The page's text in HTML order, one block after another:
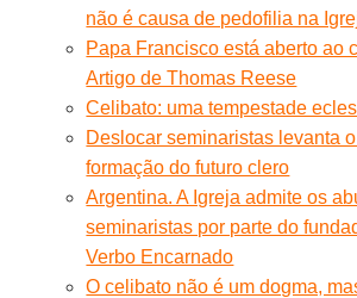
não é causa de pedofilia na
Papa Francisco está aberto ao
Artigo de Thomas Reese
Celibato: uma tempestade
Deslocar seminaristas levanta
formação do futuro clero
Argentina. A Igreja admite os
seminaristas por parte do
Verbo Encarnado
O celibato não é um dogma,